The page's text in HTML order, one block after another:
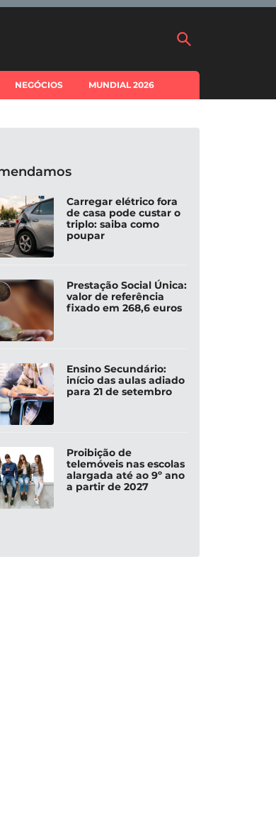
NEGÓCIOS MUNDIAL 2026
Carregar elétrico fora
de casa pode custar o
triplo: saiba como
poupar
Prestação Social Única:
valor de referência
fixado em 268,6 euros
Ensino Secundário:
início das aulas adiado
para 21 de setembro
Proibição de
telemóveis nas escolas
alargada até ao 9º ano
a partir de 2027